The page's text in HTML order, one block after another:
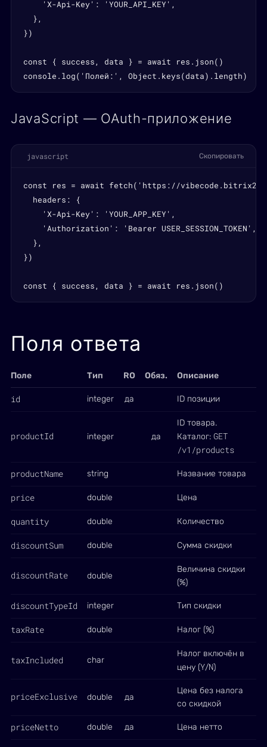
    'X-Api-Key': 'YOUR_API_KEY',
  },
})
const { success, data } = await res.json()
console.log('Полей:', Object.keys(data).length)
JavaScript — OAuth-приложение
javascript Скопировать
const res = await fetch('https://
  headers: {
    'X-Api-Key': 'YOUR_APP_KEY',
    'Authorization': 'Bearer USER_SESSION_TOKEN',
  },
})
const { success, data } = await res.json()
Поля ответа
Поле Тип RO Обяз. Описание
id integer да ID позиции
productId integer да
ID товара.
Каталог: GET
/v1/products
productName string Название товара
price double Цена
quantity double Количество
discountSum double Сумма скидки
discountRate double
Величина скидки
(%)
discountTypeId integer Тип скидки
taxRate double Налог (%)
taxIncluded char
Налог включён в
цену (Y/N)
priceExclusive double да
Цена без налога
со скидкой
priceNetto double да Цена нетто